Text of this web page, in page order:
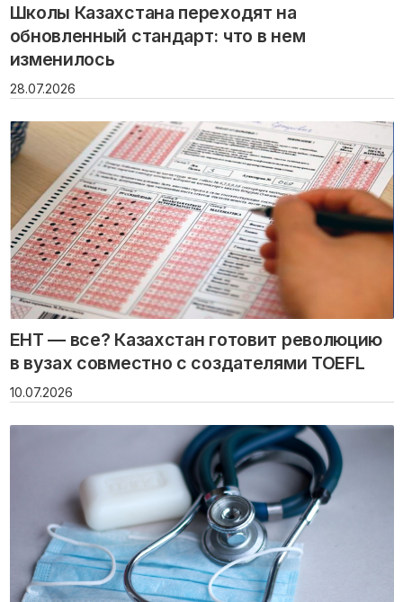
Школы Казахстана переходят на
обновленный стандарт: что в нем
изменилось
28.07.2026
ЕНТ — все? Казахстан готовит революцию
в вузах совместно с создателями TOEFL
10.07.2026